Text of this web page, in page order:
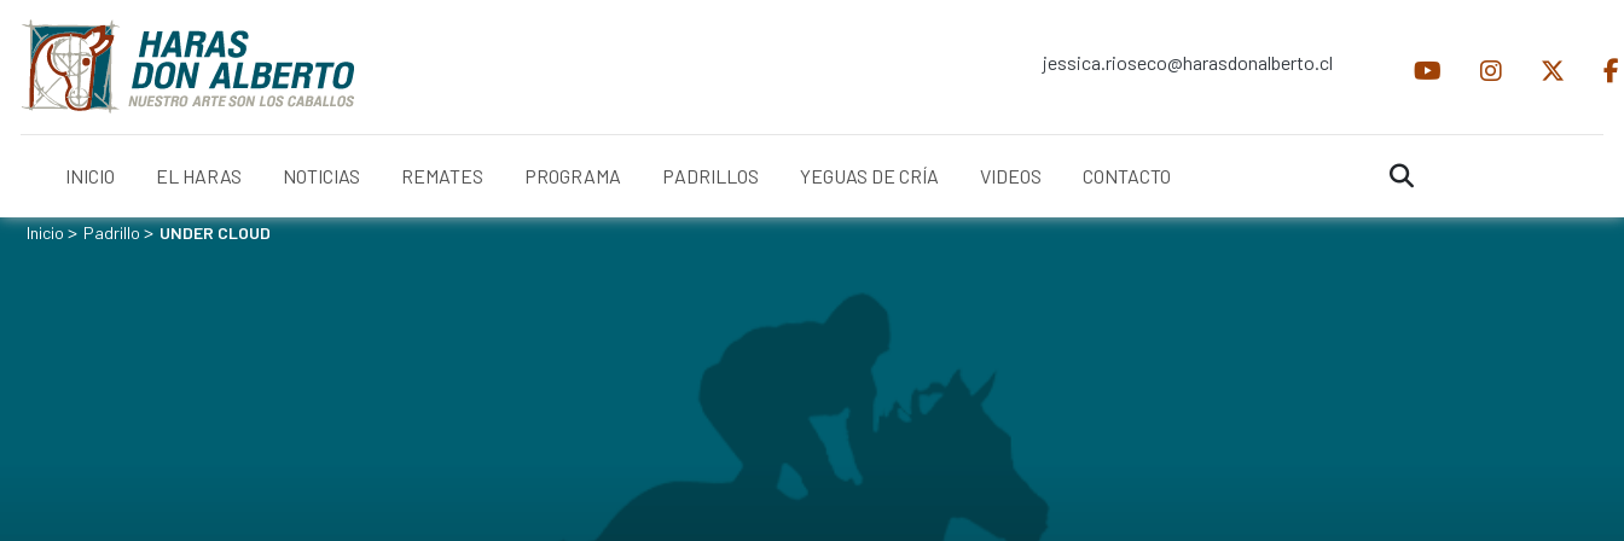
jessica.rioseco@harasdonalberto.cl
INICIO EL HARAS NOTICIAS REMATES PROGRAMA PADRILLOS YEGUAS DE CRÍA VIDEOS CONTACTO
Inicio> Padrillo> UNDER CLOUD